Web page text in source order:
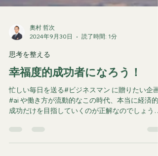
2024年9月30日
思考を整える
幸福度的成功者になろう！
忙しい毎日を送る#ビジネスマン に贈りたい企画
#ai や働き方が流動的なこの時代、本当に経済的
成功だけを目指していくのが正解なのでしょう